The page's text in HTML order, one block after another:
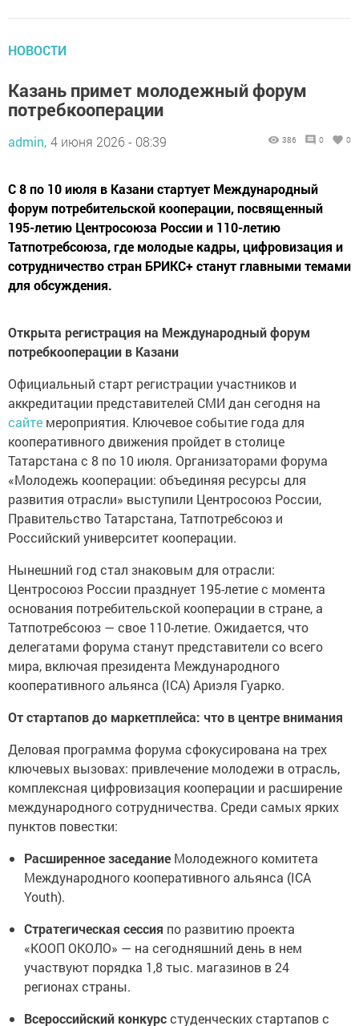
НОВОСТИ
Казань примет молодежный форум
потребкооперации
admin, 4 июня 2026 - 08:39 386 0 0
С 8 по 10 июля в Казани стартует Международный
форум потребительской кооперации, посвященный
195-летию Центросоюза России и 110-летию
Татпотребсоюза, где молодые кадры, цифровизация и
сотрудничество стран БРИКС+ станут главными темами
для обсуждения.
Открыта регистрация на Международный форум
потребкооперации в Казани
Официальный старт регистрации участников и
аккредитации представителей СМИ дан сегодня на
сайте мероприятия. Ключевое событие года для
кооперативного движения пройдет в столице
Татарстана с 8 по 10 июля. Организаторами форума
«Молодежь кооперации: объединяя ресурсы для
развития отрасли» выступили Центросоюз России,
Правительство Татарстана, Татпотребсоюз и
Российский университет кооперации.
Нынешний год стал знаковым для отрасли:
Центросоюз России празднует 195-летие с момента
основания потребительской кооперации в стране, а
Татпотребсоюз — свое 110-летие. Ожидается, что
делегатами форума станут представители со всего
мира, включая президента Международного
кооперативного альянса (ICA) Ариэля Гуарко.
От стартапов до маркетплейса: что в центре внимания
Деловая программа форума сфокусирована на трех
ключевых вызовах: привлечение молодежи в отрасль,
комплексная цифровизация кооперации и расширение
международного сотрудничества. Среди самых ярких
пунктов повестки:
Расширенное заседание Молодежного комитета
Международного кооперативного альянса (ICA
Youth).
Стратегическая сессия по развитию проекта
«КООП ОКОЛО» — на сегодняшний день в нем
участвуют порядка 1,8 тыс. магазинов в 24
регионах страны.
Всероссийский конкурсстуденческих стартапов с